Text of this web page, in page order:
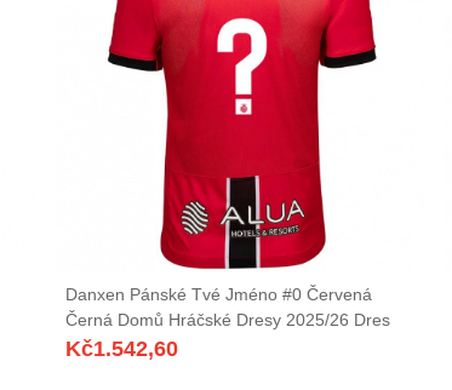
Danxen Pánské Tvé Jméno #0 Červená
Černá Domů Hráčské Dresy 2025/26 Dres
Kč1.542,60